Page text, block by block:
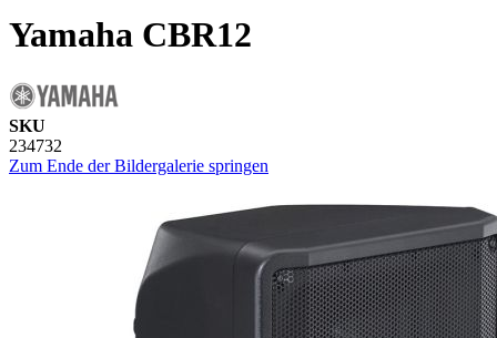
Yamaha CBR12
SKU
234732
Zum Ende der Bildergalerie springen